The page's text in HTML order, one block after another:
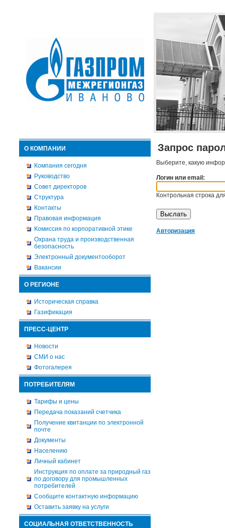
О КОМПАНИИ
Компания сегодня
Руководство
Совет директоров
Структура
Контакты
Правовая информация
Комиссия по корпоративной этике
Охрана труда и производственная
безопасность
Электронный документооборот
Вакансии
О РЕГИОНЕ
Историческая справка
Газификация
ПРЕСС-ЦЕНТР
Новости
СМИ о нас
Фотогалерея
ПОТРЕБИТЕЛЯМ
Тарифы и цены
Передача показаний счетчика
Получение квитанции по электронной
почте
Документы
Населению
Личный кабинет
Инструкция по оплате за природный газ
по договору для промышленных
потребителей
Сообщите контактную информацию
Оставить заявку на услуги
СОЦИАЛЬНАЯ ОТВЕТСТВЕННОСТЬ
Запрос
Выберите, какую
Логин или email:
Контрольная строка
Авторизация